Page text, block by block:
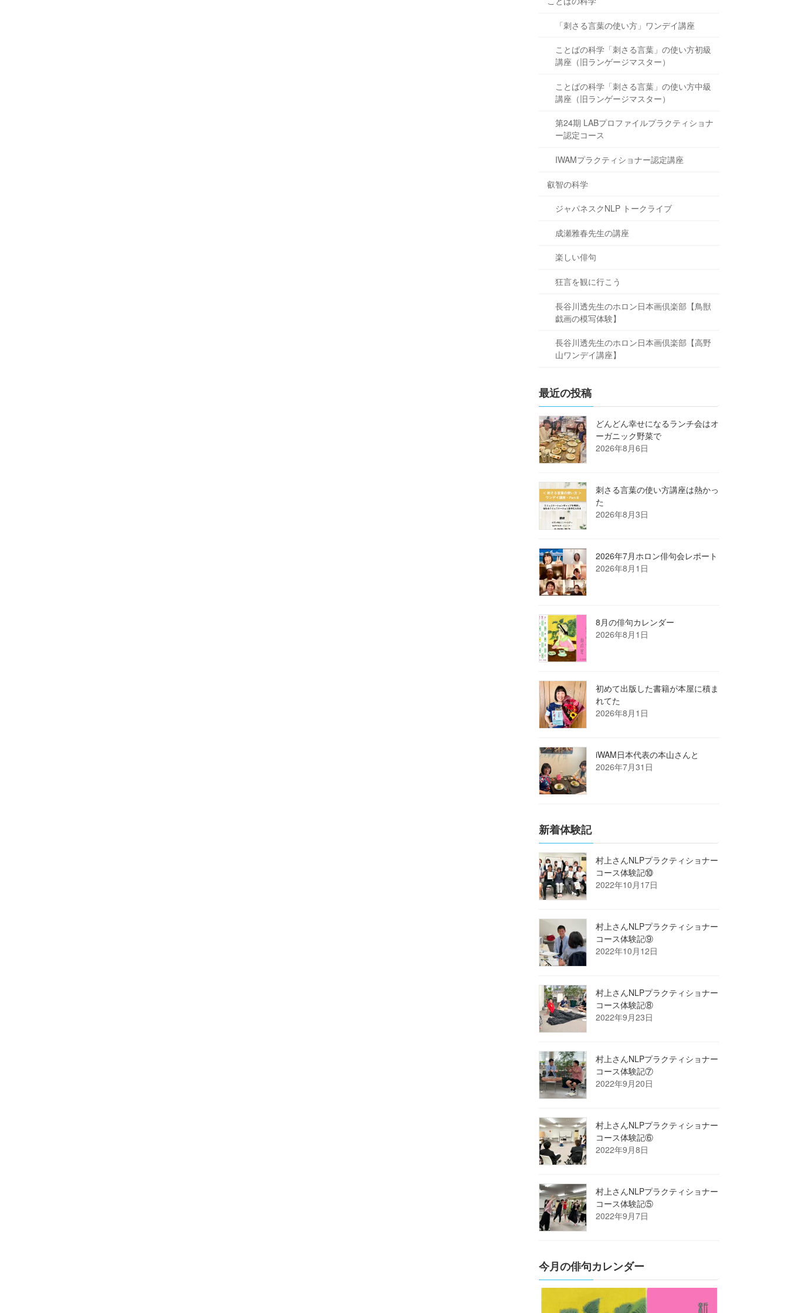
「刺さる言葉の使い方」ワンデイ講座
ことばの科学「刺さる言葉」の使い方初級
講座（旧ランゲージマスター）
ことばの科学「刺さる言葉」の使い方中級
講座（旧ランゲージマスター）
第24期 LABプロファイルプラクティショナ
ー認定コース
IWAMプラクティショナー認定講座
叡智の科学
ジャパネスクNLP トークライブ
成瀬雅春先生の講座
楽しい俳句
狂言を観に行こう
長谷川透先生のホロン日本画倶楽部【鳥獣
戯画の模写体験】
長谷川透先生のホロン日本画倶楽部【高野
山ワンデイ講座】
最近の投稿
どんどん幸せになるランチ会はオ
ーガニック野菜で
2026年8月6日
刺さる言葉の使い方講座は熱かっ
た
2026年8月3日
2026年7月ホロン俳句会レポート
2026年8月1日
8月の俳句カレンダー
2026年8月1日
初めて出版した書籍が本屋に積ま
れてた
2026年8月1日
iWAM日本代表の本山さんと
2026年7月31日
新着体験記
村上さんNLPプラクティショナー
コース体験記⑩
2022年10月17日
村上さんNLPプラクティショナー
コース体験記⑨
2022年10月12日
村上さんNLPプラクティショナー
コース体験記⑧
2022年9月23日
村上さんNLPプラクティショナー
コース体験記⑦
2022年9月20日
村上さんNLPプラクティショナー
コース体験記⑥
2022年9月8日
村上さんNLPプラクティショナー
コース体験記⑤
2022年9月7日
今月の俳句カレンダー